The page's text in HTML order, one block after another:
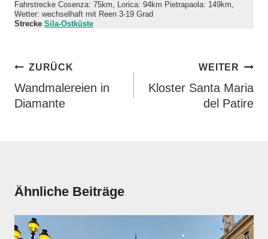
Fahrstrecke Cosenza: 75km, Lorica: 94km Pietrapaola: 149km,
Wetter: wechselhaft mit Reen 3-19 Grad
Strecke Sila-Ostküste
Beitragsnavigation
ZURÜCK
Wandmalereien in
Diamante
WEITER
Kloster Santa Maria
del Patire
Ähnliche Beiträge